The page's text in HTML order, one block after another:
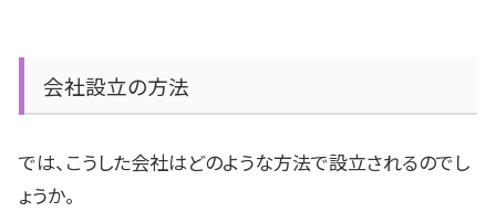
会社設立の方法
では、こうした会社はどのような方法で設立されるのでし
ょうか。